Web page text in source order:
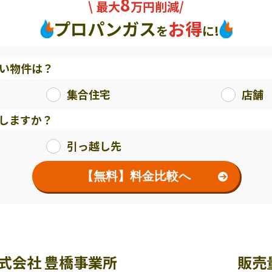
\ 最大 万円削減/
プロパンガスをお得に!
物件は？
集合住宅
店舗
ますか？
引っ越し先
【無料】料金比較へ
会社 豊橋事業所
販売